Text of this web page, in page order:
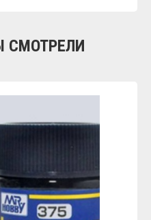
СМОТРЕЛИ